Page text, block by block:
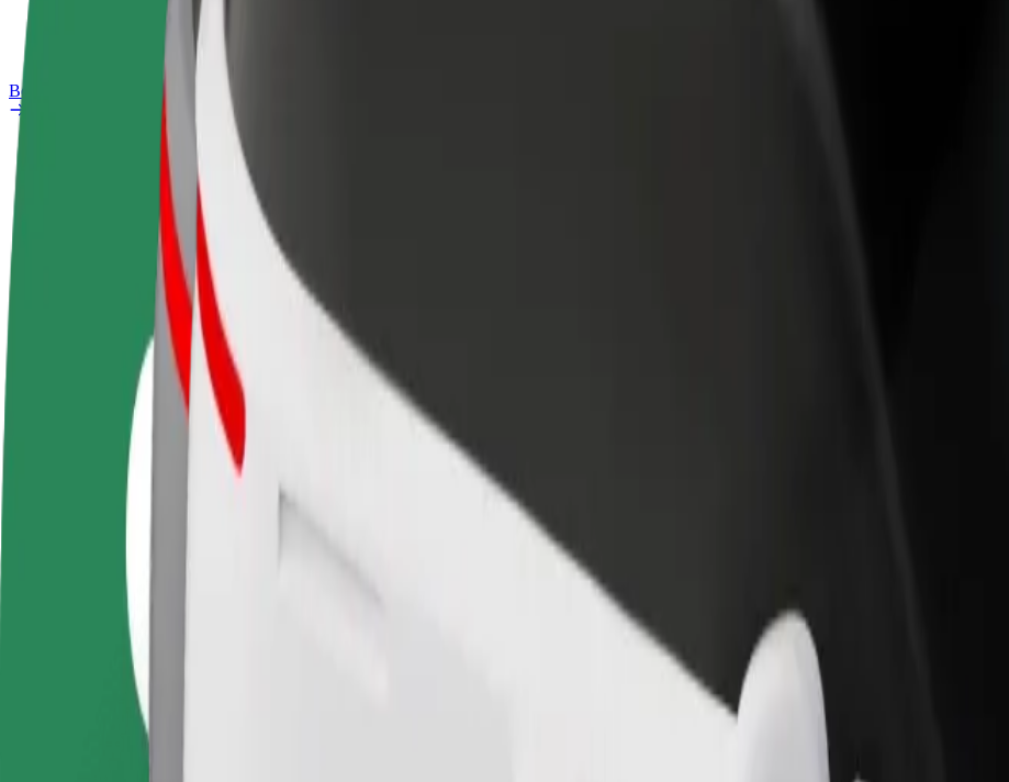
Bolt Plus
როგორ გავხდე გამომწერი
პარტნიორი
საკუთარი
გრაფიკით
გახდი კურიერი
შეასრულე შეკვეთები და გამოიმუშვე
თანხა ყოველკვირეულად
როგორ მივიდეთ Lugner City დან Schonbrunn Palace მდე
Lugner City დან Schonbrunn Palace მდე გადაადგილების საუკეთესო გზას ეძებ? აღმოაჩინე ჩვენი სერვისები და იპოვე
Lugner City
Schonbrunn Palace
კომფორტი და სიმარტივე შენს ხელთაა!